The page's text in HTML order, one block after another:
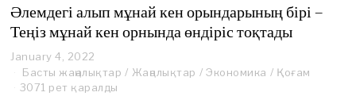
Әлемдегі алып мұнай кен орындарының бірі –
Теңіз мұнай кен орнында өндіріс тоқтады
January 4, 2022
Басты жаңалықтар / Жаңалықтар / Экономика / Қоғам
3071 рет қаралды